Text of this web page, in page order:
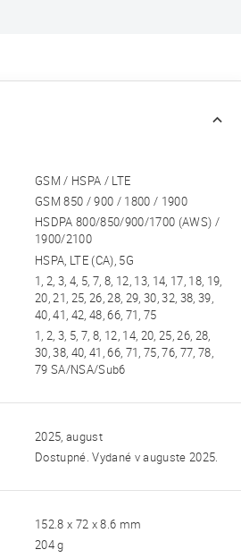
GSM / HSPA / LTE
GSM 850 / 900 / 1800 / 1900
HSDPA 800/850/900/1700 (AWS) /
1900/2100
HSPA, LTE (CA), 5G
1, 2, 3, 4, 5, 7, 8, 12, 13, 14, 17, 18, 19,
20, 21, 25, 26, 28, 29, 30, 32, 38, 39,
40, 41, 42, 48, 66, 71, 75
1, 2, 3, 5, 7, 8, 12, 14, 20, 25, 26, 28,
30, 38, 40, 41, 66, 71, 75, 76, 77, 78,
79 SA/NSA/Sub6
2025, august
Dostupné. Vydané v auguste 2025.
152.8 x 72 x 8.6 mm
204 g